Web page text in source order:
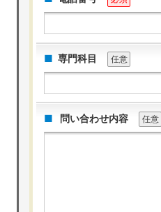
専門科目 任意
問い合わせ内容 任意